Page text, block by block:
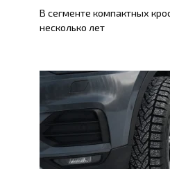
В сегменте компактных
несколько лет